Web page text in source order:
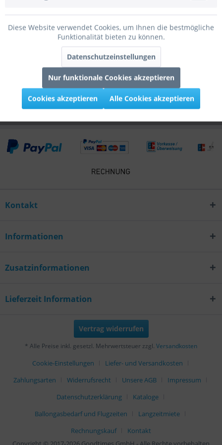
Bewertungen lesen, schreiben und diskutieren...mehr
Infos zum Hersteller
Folgende Infos zum Hersteller sind verfübar......mehr
Kunden kauften auch
Kontakt
Informationen
Zusatzinformationen
Lieferzeit Information
Vertrag widerrufen
* Alle Preise inkl. gesetzl. Mehrwertsteuer zzgl. Versandkosten
Cookie-Einstellungen
Liefer- und Versandkosten
Zahlungsarten
Widerrufsrecht Unsere AGB
Impressum
Datenschutzerklärung
Kataloge
Ballongasbedarf und Flugzeiten
Langzeitmiete
Rechnungskauf
Kontakt
Diese Website verwendet Cookies, um Ihnen die bestmögliche
Funktionalität bieten zu können.
Datenschutzeinstellungen
Nur funktionale Cookies akzeptieren
Cookies akzeptieren Alle Cookies akzeptieren